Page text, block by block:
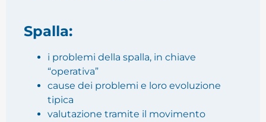
Spalla:
i problemi della spalla, in chiave
“operativa”
cause dei problemi e loro evoluzione
tipica
valutazione tramite il movimento